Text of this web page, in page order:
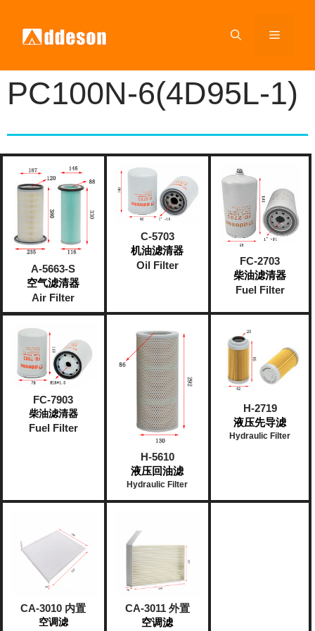
PC100N-6(4D95L-1)
A-5663-S
空气滤清器
Air Filter
C-5703
机油滤清器
Oil Filter
FC-2703
柴油滤清器
Fuel Filter
FC-7903
柴油滤清器
Fuel Filter
H-5610
液压回油滤
Hydraulic Filter
H-2719
液压先导滤
Hydraulic Filter
CA-3010 内置
空调滤
CA-3011 外置
空调滤